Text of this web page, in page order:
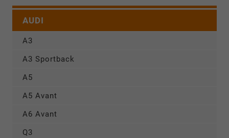
AUDI
A3
A3 Sportback
A5
A5 Avant
A6 Avant
Q3